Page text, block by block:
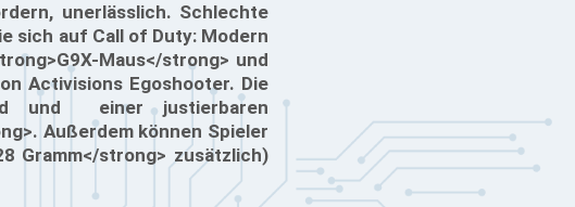
unerlässlich. Schlechte
sich auf Call of Duty: Modern
Maus</strong> und
Activisions Egoshooter. Die
und einer justierbaren
Außerdem können Spieler
Gramm</strong> zusätzlich)